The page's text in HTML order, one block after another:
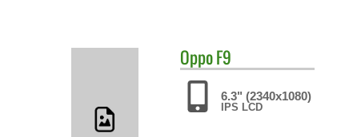
OppoF9
6.3" (2340x1080)
IPS LCD